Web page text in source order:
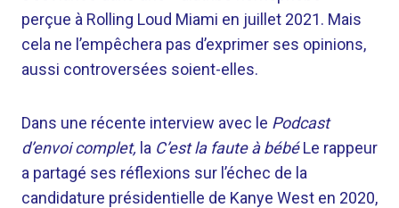
perçue à Rolling Loud Miami en juillet 2021. Mais
cela ne l’empêchera pas d’exprimer ses opinions,
aussi controversées soient-elles.
Dans une récente interview avec le Podcast
d’envoi complet, la C’est la faute à bébéLe rappeur
a partagé ses réflexions sur l’échec de la
candidature présidentielle de Kanye West en 2020,